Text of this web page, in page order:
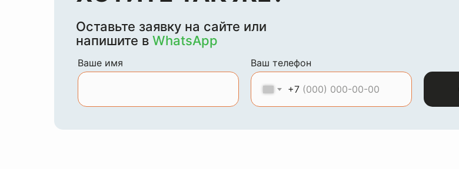
Ваше имя Ваш телефон
+7
Оставьте заявку на сайте или
напишите в WhatsApp